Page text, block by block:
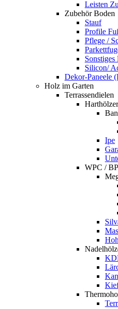
Leisten
Zubehör Boden
Stauf
Profile
Pflege /
Sonstiges
Silicon/
Dekor-Paneele
Holz im Garten
Terrassendielen
Harthölzer
Ipe
WPC /